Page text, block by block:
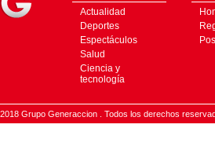
Actualidad
Deportes
Espectáculos
Salud
Ciencia y
tecnología
2018 Grupo Generaccion . Todos los derechos